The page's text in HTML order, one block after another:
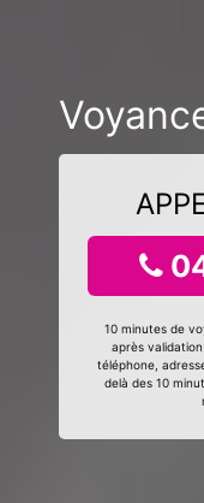
10 minutes de
après
téléphone,
delà des 10